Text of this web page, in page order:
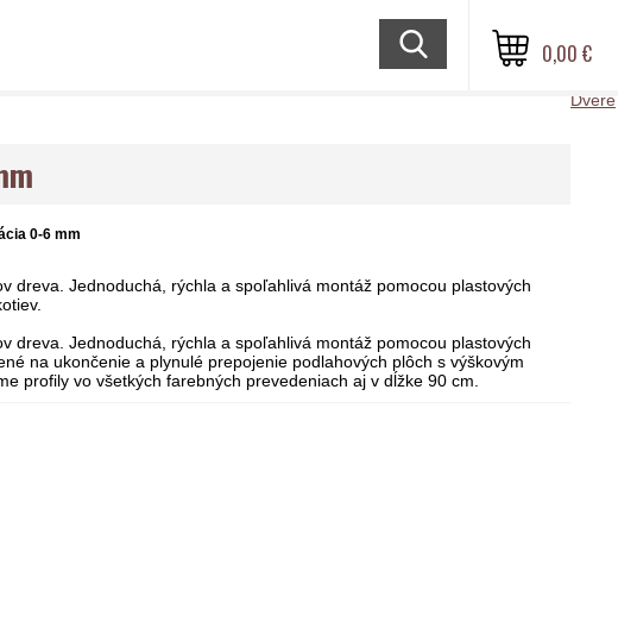
0,00 €
0-6 mm
dreva. Jednoduchá, rýchla a spoľahlivá montáž pomocou plastových
dreva. Jednoduchá, rýchla a spoľahlivá montáž pomocou plastových
na ukončenie a plynulé prepojenie podlahových plôch s výškovým
profily vo všetkých farebných prevedeniach aj v dĺžke 90 cm.
Dvere